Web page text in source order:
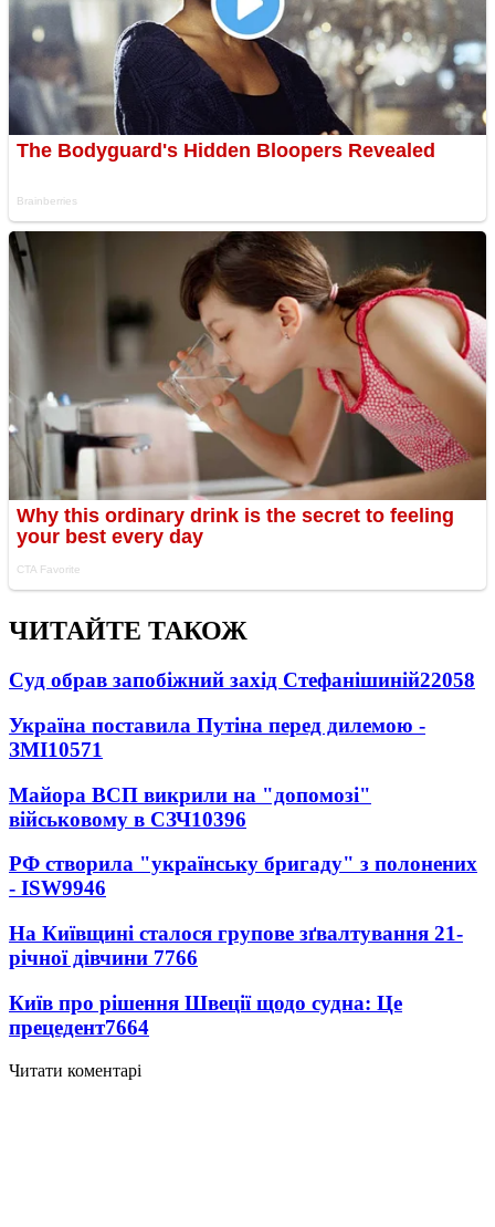
ЧИТАЙТЕ ТАКОЖ
Суд обрав запобіжний захід Стефанішиній22058
Україна поставила Путіна перед дилемою -
ЗМІ10571
Майора ВСП викрили на "допомозі"
військовому в СЗЧ10396
РФ створила "українську бригаду" з полонених
- ISW9946
На Київщині сталося групове зґвалтування 21-
річної дівчини 7766
Київ про рішення Швеції щодо судна: Це
прецедент7664
Читати коментарі